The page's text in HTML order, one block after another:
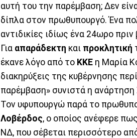
αυτή του την παρέμβαση; Δεν
δίπλα στον πρωθυπουργό. Ένα
αντιδικίες ιδίως ένα 24ωρο
Για απαράδεκτη και προκλητική
έκανε λόγο από το ΚΚΕ η Μαρία
διακηρύξεις της κυβέρνησης
παρέμβαση» συνιστά η ανάρτηση
Τον υφυπουργώ παρά το
Λοβέρδος, ο οποίος ανέφερε
ΝΔ, που σέβεται περισσότερο